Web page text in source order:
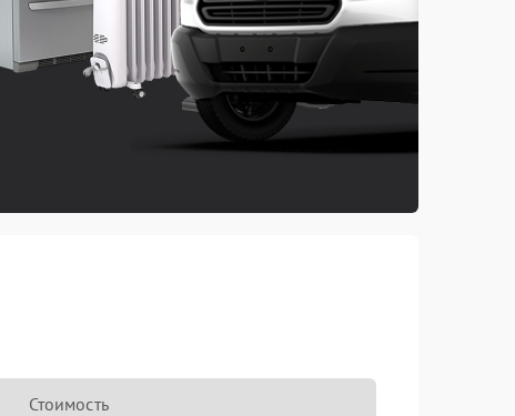
Стоимость